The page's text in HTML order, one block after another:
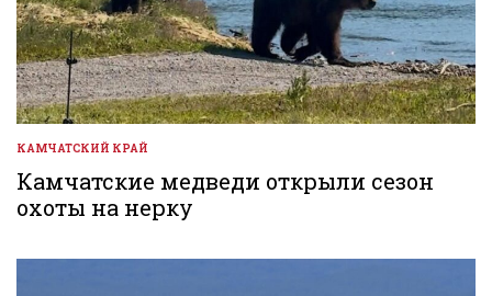
ОПУБЛИКОВАНО
В
КАМЧАТСКИЙ КРАЙ
Камчатские медведи открыли сезон
охоты на нерку